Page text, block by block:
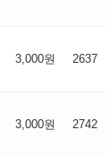
3,000원 2637
3,000원 2742